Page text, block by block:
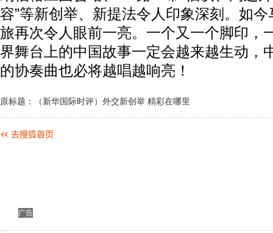
容”等新创举、新提法令人印象深刻。如
旅再次令人眼前一亮。一个又一个脚印，
界舞台上的中国故事一定会越来越生动，
的协奏曲也必将越唱越响亮！
原标题：（新华国际时评）外交新创举 精彩在哪里
广告